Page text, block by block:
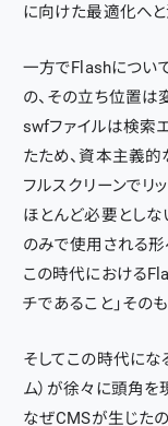
に向けた最適化へと
一方でFlashについ
の、その立ち位置は
swfファイルは検索
たため、資本主義的
フルスクリーンでリ
ほとんど必要とし
のみで使用される形
この時代における
チであること」その
そしてこの時代にな
ム）が徐々に頭角を
なぜCMSが生じた